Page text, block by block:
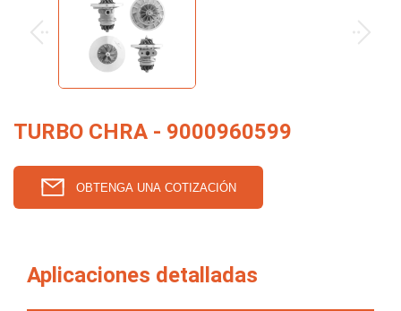
TURBO CHRA - 9000960599
OBTENGA UNA COTIZACIÓN
Aplicaciones detalladas